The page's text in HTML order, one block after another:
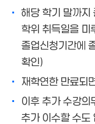
해당 학기 말까지
학위 취득일을 미
졸업신청기간에
확인)
재학연한 만료되
이후 추가 수강의
추가 이수할 수도